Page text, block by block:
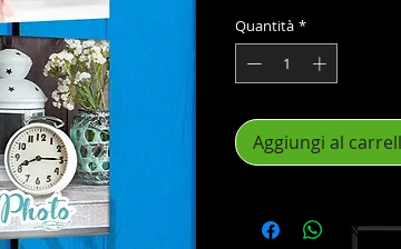
Quantità *
Aggiungi al